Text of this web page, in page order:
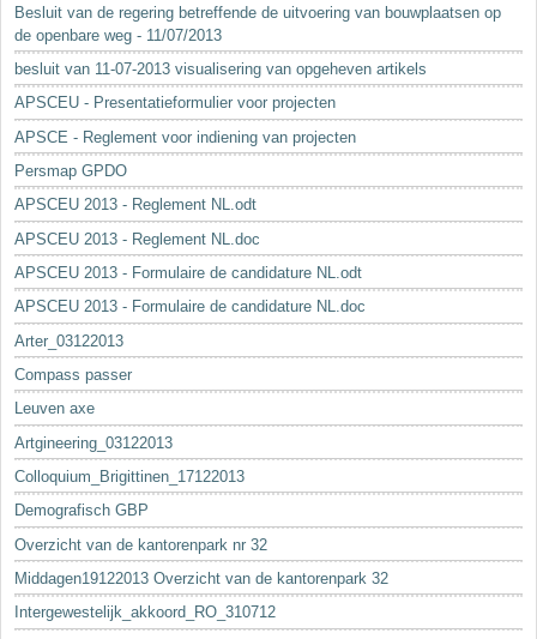
Besluit van de regering betreffende de uitvoering van bouwplaatsen op
de openbare weg - 11/07/2013
besluit van 11-07-2013 visualisering van opgeheven artikels
APSCEU - Presentatieformulier voor projecten
APSCE - Reglement voor indiening van projecten
Persmap GPDO
APSCEU 2013 - Reglement NL.odt
APSCEU 2013 - Reglement NL.doc
APSCEU 2013 - Formulaire de candidature NL.odt
APSCEU 2013 - Formulaire de candidature NL.doc
Arter_03122013
Compass passer
Leuven axe
Artgineering_03122013
Colloquium_Brigittinen_17122013
Demografisch GBP
Overzicht van de kantorenpark nr 32
Middagen19122013 Overzicht van de kantorenpark 32
Intergewestelijk_akkoord_RO_310712